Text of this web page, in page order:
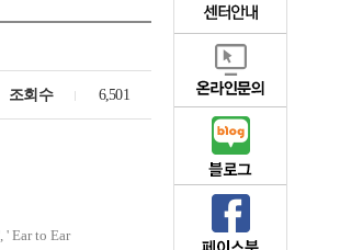
조회수 6,501
Ear to Ear